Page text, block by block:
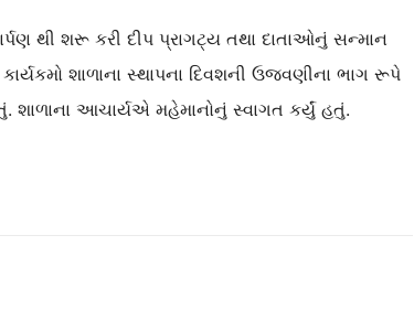
થી શરૂ કરી દીપ પ્રાગટ્ય તથા દાતાઓનું સન્માન
શાળાના સ્થાપના દિવશની ઉજવણીના ભાગ રૂપે
શાળાના આચાર્યએ મહેમાનોનું સ્વાગત કર્યું હતું.